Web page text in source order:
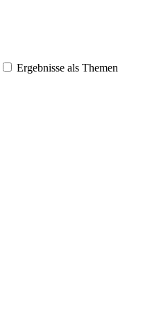
Ergebnisse als Themen